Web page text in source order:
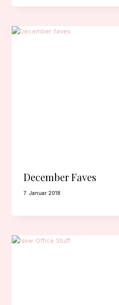
December Faves
7. Januar 2018